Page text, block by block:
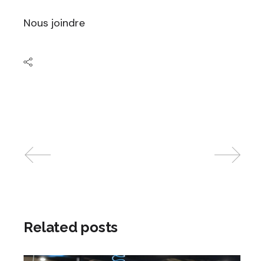
Nous joindre
Related posts